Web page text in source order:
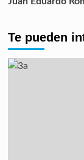
Te pueden